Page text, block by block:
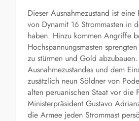
Dieser Ausnahmezustand ist
von Dynamit 16 Strommasten in
haben. Hinzu kommen Angriffe
Hochspannungsmasten
zu stürmen und Gold
Ausnahmezustandes und dem
zusätzlich neun Söldner von
alten peruanischen Staat vor die
Ministerpräsident Gustavo
die Armee jeden Strommast